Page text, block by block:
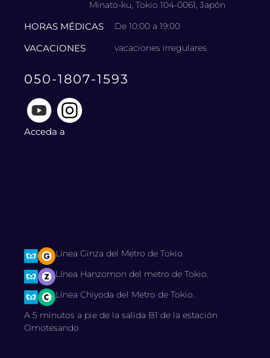
Minato-ku, Tokio 104-0061, Japón
HORAS MÉDICAS De 10:00 a 19:00
VACACIONES vacaciones irregulares
050-1807-1593
Acceda a
Línea Ginza del Metro de Tokio.
Línea Hanzomon del metro de Tokio.
Línea Chiyoda del Metro de Tokio.
A 5 minutos a pie de la salida B1 de la estación
Omotesando